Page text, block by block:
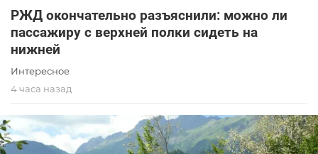
РЖД окончательно разъяснили: можно ли
пассажиру с верхней полки сидеть на
нижней
Интересное
4 часа назад